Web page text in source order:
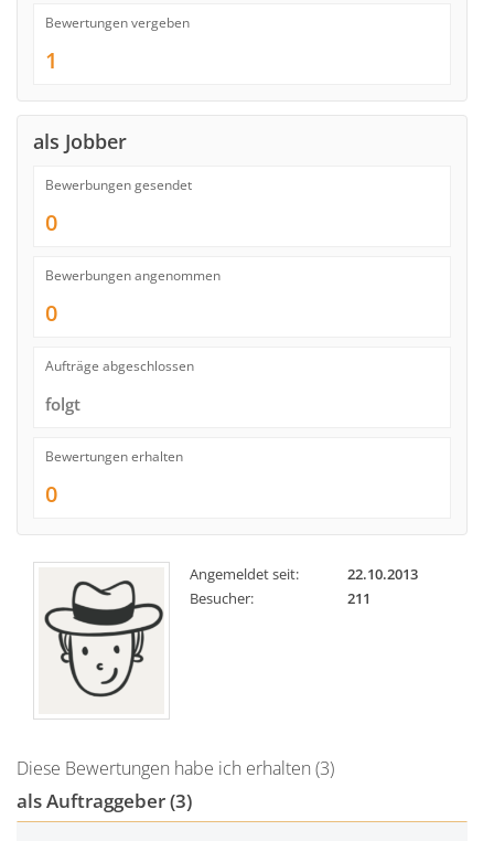
Bewertungen vergeben
1
als Jobber
Bewerbungen gesendet
0
Bewerbungen angenommen
0
Aufträge abgeschlossen
folgt
Bewertungen erhalten
0
Angemeldet seit:
22.10.2013
Besucher:
211
Diese Bewertungen habe ich erhalten (3)
als Auftraggeber (3)